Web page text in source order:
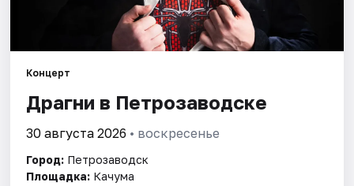
Артисты
Рейтинги
Концерт
Драгни в Петрозаводске
30 августа 2026 • воскресенье
Город: Петрозаводск
Площадка: Качума